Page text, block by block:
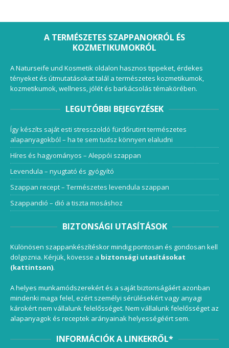
A TERMÉSZETES SZAPPANOKRÓL ÉS
KOZMETIKUMOKRÓL
A Naturseife und Kosmetik oldalon hasznos tippeket, érdekes
tényeket és útmutatásokat talál a természetes kozmetikumok,
kozmetikumok, wellness, jólét és barkácsolás témakörében.
LEGUTÓBBI BEJEGYZÉSEK
Így készíts saját esti stresszoldó fürdőrutint természetes
alapanyagokból – ha te sem tudsz könnyen elaludni
Híres és hagyományos – Aleppói szappan
Levendula – nyugtató és gyógyító
Szappan recept – Természetes levendula szappan
Szappandió – dió a tiszta mosáshoz
BIZTONSÁGI UTASÍTÁSOK
Különösen szappankészítéskor mindig pontosan és gondosan kell
dolgoznia. Kérjük, kövesse a biztonsági utasításokat
(kattintson).
A helyes munkamódszerekért és a saját biztonságáért azonban
mindenki maga felel, ezért személyi sérülésekért vagy anyagi
károkért nem vállalunk felelősséget. Nem vállalunk felelősséget az
alapanyagok és receptek arányainak helyességéért sem.
INFORMÁCIÓK A LINKEKRŐL*